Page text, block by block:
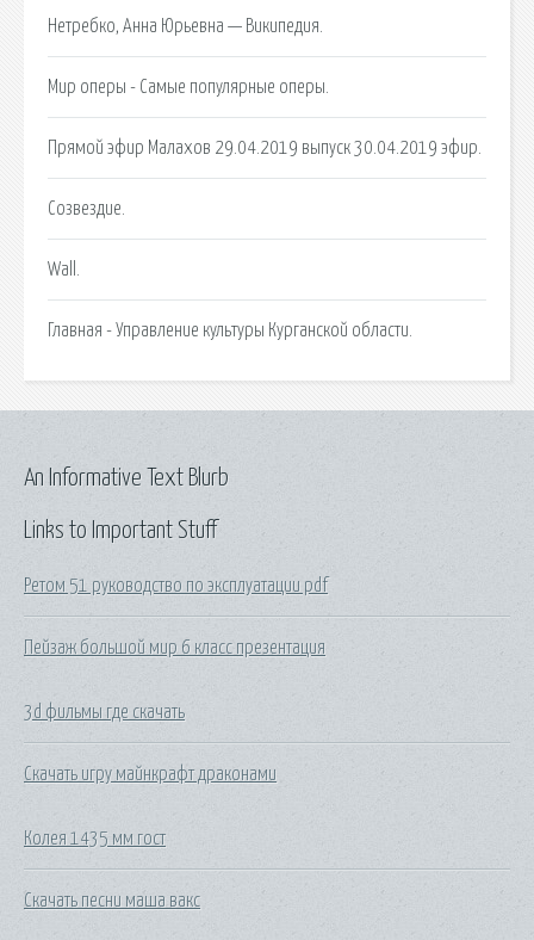
Нетребко, Анна Юрьевна — Википедия.
Мир оперы - Самые популярные оперы.
Прямой эфир Малахов 29.04.2019 выпуск 30.04.2019 эфир.
Созвездие.
Wall.
Главная - Управление культуры Курганской области.
Links to Important Stuff
Ретом 51 руководство по эксплуатации pdf
Пейзаж большой мир 6 класс презентация
3d фильмы где скачать
Скачать игру майнкрафт драконами
Колея 1435 мм гост
Скачать песни маша вакс
An Informative Text Blurb